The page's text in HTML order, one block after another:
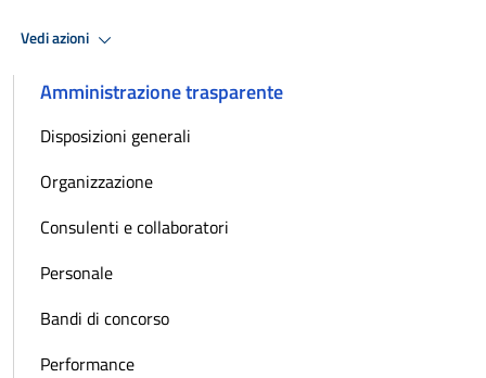
Vedi azioni
Amministrazione trasparente
Disposizioni generali
Organizzazione
Consulenti e collaboratori
Personale
Bandi di concorso
Performance